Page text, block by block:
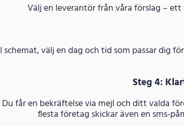
Välj en leverantör från våra förslag –
I schemat, välj en dag och tid som passar dig
Steg 4:
Du får en bekräftelse via mejl och ditt valda
flesta företag skickar även en sms-